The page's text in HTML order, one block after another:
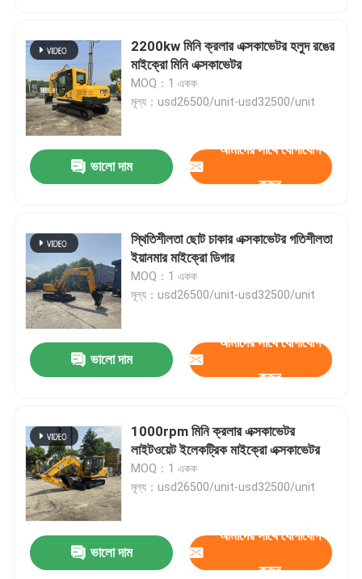
2200kw মিনি ক্রলার এক্সকাভেটর হলুদ রঙের
মাইক্রো মিনি এক্সকাভেটর
MOQ：1 একক
মূল্য：usd26500/unit-usd32500/unit
ভালো দাম
আমাদের সাথে যোগাযোগ
করুন
স্থিতিশীলতা ছোট চাকার এক্সকাভেটর গতিশীলতা
ইয়ানমার মাইক্রো ডিগার
MOQ：1 একক
মূল্য：usd26500/unit-usd32500/unit
ভালো দাম
আমাদের সাথে যোগাযোগ
করুন
1000rpm মিনি ক্রলার এক্সকাভেটর
লাইটওয়েট ইলেকট্রিক মাইক্রো এক্সকাভেটর
MOQ：1 একক
মূল্য：usd26500/unit-usd32500/unit
ভালো দাম
আমাদের সাথে যোগাযোগ
করুন